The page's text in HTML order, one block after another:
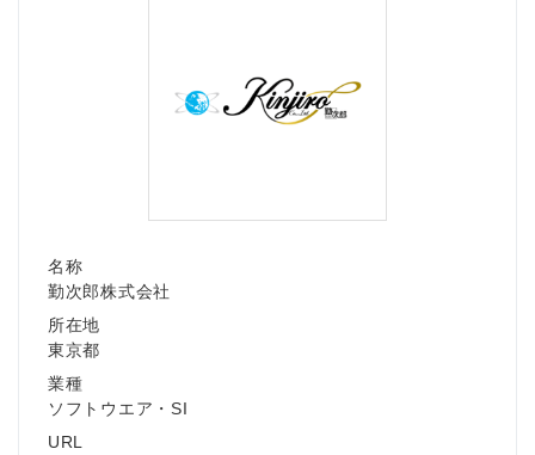
名称
勤次郎株式会社
所在地
東京都
業種
ソフトウエア・SI
URL